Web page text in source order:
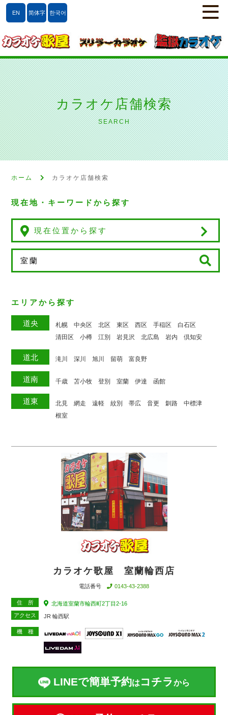
EN 简体字 한국어
カラオケ店舗検索
SEARCH
ホーム カラオケ店舗検索
現在地・キーワードから探す
現在位置から探す
エリアから探す
道央 札幌 中央区 北区 東区 西区 手稲区
白石区
清田区
小樽 江別 岩見沢 北広島 岩内 倶知安
道北 滝川 深川 旭川 留萌 富良野
道南 千歳 苫小牧 登別 室蘭 伊達 函館
道東 北見 網走 遠軽 紋別 帯広 音更 釧路
中標津
根室
カラオケ歌屋 室蘭輪西店
電話番号 0143-43-2388
住 所
北海道室蘭市輪西町2丁目2-16
アクセス
JR 輪西駅
機 種
LINEで簡単予約は コチラから